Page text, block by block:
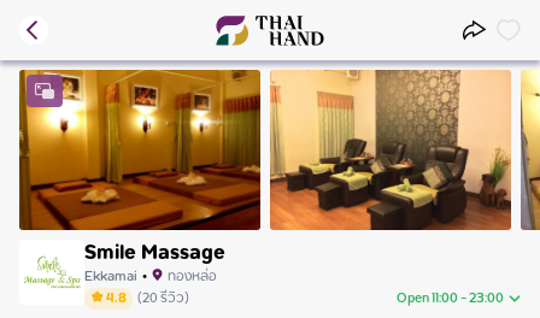
Smile Massage
Ekkamai • ทองหล่อ
4.8 (20รีวิว) Open 11:00 - 23:00